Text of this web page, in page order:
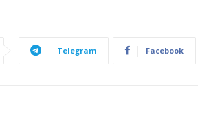
Telegram Facebook